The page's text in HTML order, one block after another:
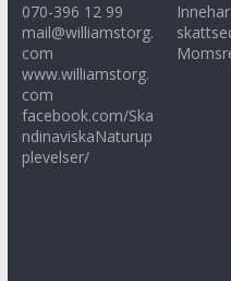
070-396 12 99
mail@williamstorg.
com
www.williamstorg.
com
facebook.com/Ska
ndinaviskaNaturup
plevelser/